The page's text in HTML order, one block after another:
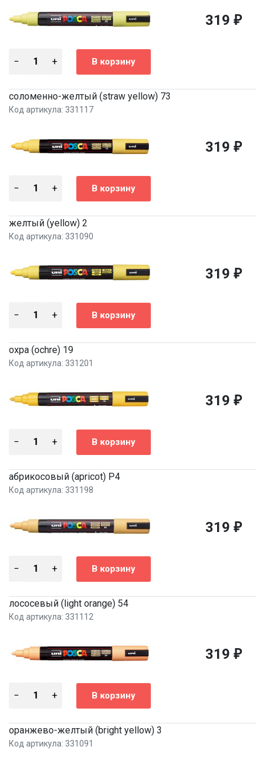
319 ₽
соломенно-желтый (straw yellow) 73
Код артикула: 331117
319 ₽
желтый (yellow) 2
Код артикула: 331090
319 ₽
охра (ochre) 19
Код артикула: 331201
319 ₽
абрикосовый (apricot) P4
Код артикула: 331198
319 ₽
лососевый (light orange) 54
Код артикула: 331112
319 ₽
оранжево-желтый (bright yellow) 3
Код артикула: 331091